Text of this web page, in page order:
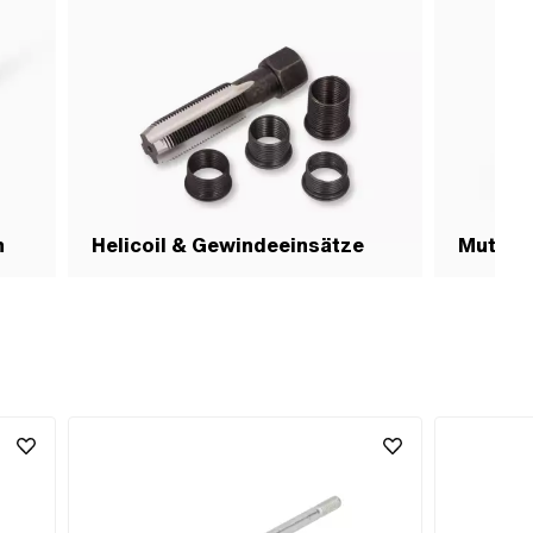
Helicoil & Gewindeeinsätze